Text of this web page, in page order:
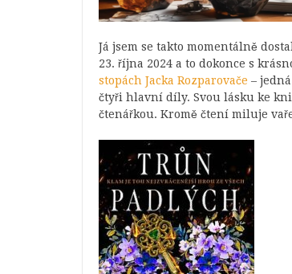
Já jsem se takto momentálně
23. října 2024 a to dokonce s
stopách Jacka Rozparovače –
čtyři hlavní díly. Svou lásku ke
čtenářkou. Kromě čtení miluje